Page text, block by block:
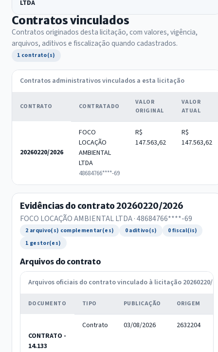
LTDA
Contratos vinculados
Contratos originados desta licitação, com valores, vigência,
arquivos, aditivos e fiscalização quando cadastrados.
1 contrato(s)
Contratos administrativos vinculados a esta licitação
CONTRATO CONTRATADO
VALOR
ORIGINAL
VALOR
ATUAL
20260220/2026
FOCO
LOCAÇÃO
AMBIENTAL
LTDA
48684766****-69
R$
147.563,62
R$
147.563,62
Evidências do contrato 20260220/2026
FOCO LOCAÇÃO AMBIENTAL LTDA · 48684766****-69
2 arquivo(s) complementar(es) 0 aditivo(s)
0 fiscal(is)
1 gestor(es)
Arquivos do contrato
Arquivos oficiais do contrato vinculado à licitação 20260220/
DOCUMENTO TIPO PUBLICAÇÃO ORIGEM
CONTRATO -
14.133
Contrato 03/08/2026 2632204